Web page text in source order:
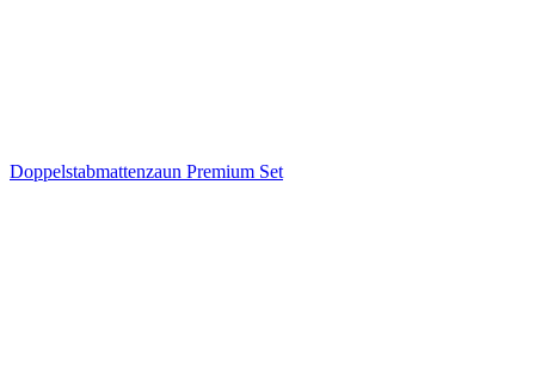
Doppelstabmattenzaun Premium Set